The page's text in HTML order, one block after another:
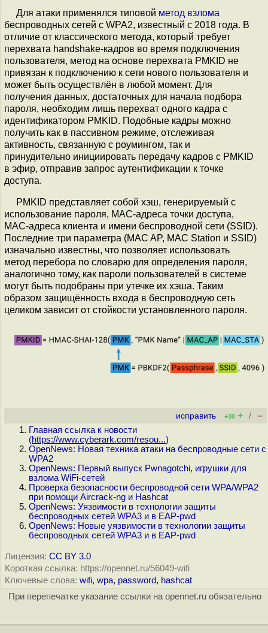
Для атаки применялся типовой метод взлома
беспроводных сетей с WPA2, известный с 2018 года. В
отличие от классического метода, который требует
перехвата handshake-кадров во время подключения
пользователя, метод на основе перехвата PMKID не
привязан к подключению к сети нового пользователя и
может быть осуществлён в любой момент. Для
получения данных, достаточных для начала подбора
пароля, необходим лишь перехват одного кадра c
идентификатором PMKID. Подобные кадры можно
получить как в пассивном режиме, отслеживая
активность, связанную с роумингом, так и
принудительно инициировать передачу кадров с PMKID
в эфир, отправив запрос аутентификации к точке
доступа.
PMKID представляет собой хэш, генерируемый с
использование пароля, MAC-адреса точки доступа,
MAC-адреса клиента и имени беспроводной сети (SSID).
Последние три параметра (MAC AP, MAC Station и SSID)
изначально известны, что позволяет использовать
метод перебора по словарю для определения пароля,
аналогично тому, как пароли пользователей в системе
могут быть подобраны при утечке их хэша. Таким
образом защищённость входа в беспроводную сеть
целиком зависит от стойкости установленного пароля.
исправить +30 + / –
Главная ссылка к новости
(https://www.cyberark.com/resou...)
OpenNews: Новая техника атаки на беспроводные сети с
WPA2
OpenNews: Первый выпуск Pwnagotchi, игрушки для
взлома WiFi-сетей
Проверка безопасности беспроводной сети WPA/WPA2
при помощи Aircrack-ng и Hashcat
OpenNews: Уязвимости в технологии защиты
беспроводных сетей WPA3 и в EAP-pwd
OpenNews: Новые уязвимости в технологии защиты
беспроводных сетей WPA3 и в EAP-pwd
Лицензия: CC BY 3.0
Короткая ссылка: https://opennet.ru/56049-wifi
Ключевые слова: wifi, wpa, password, hashcat
При перепечатке указание ссылки на opennet.ru обязательно